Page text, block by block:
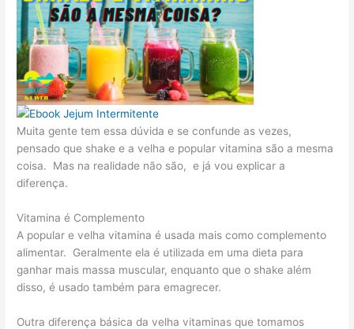
Muita gente tem essa dúvida e se confunde as vezes,
pensado que shake e a velha e popular vitamina são a mesma
coisa. Mas na realidade não são, e já vou explicar a
diferença.
Vitamina é Complemento
A popular e velha vitamina é usada mais como complemento
alimentar. Geralmente ela é utilizada em uma dieta para
ganhar mais massa muscular, enquanto que o shake além
disso, é usado também para emagrecer.
Outra diferença básica da velha vitaminas que tomamos